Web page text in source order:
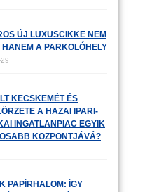
ÚJ LUXUSCIKKE NEM
A PARKOLÓHELY
KECSKEMÉT ÉS
A HAZAI IPARI-
INGATLANPIAC EGYIK
KÖZPONTJÁVÁ?
PAPÍRHALOM: ÍGY